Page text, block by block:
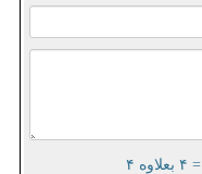
= ۴ بعلاوه ۴